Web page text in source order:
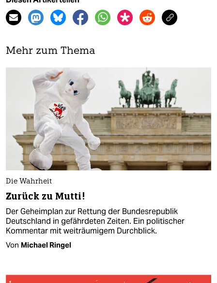
Mehr zum Thema
Die Wahrheit
Zurück zu Mutti!
Der Geheimplan zur Rettung der Bundesrepublik
Deutschland in gefährdeten Zeiten. Ein politischer
Kommentar mit weiträumigem Durchblick.
Von Michael Ringel